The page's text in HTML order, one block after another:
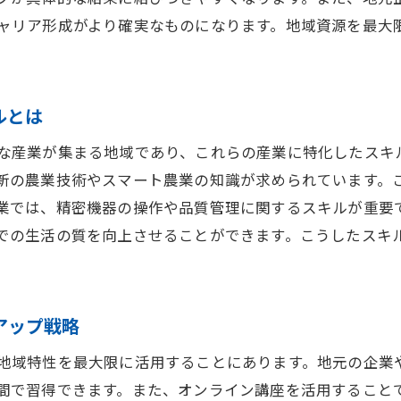
オンライン講座で得られる最新スキル
自己投資としてのオンライン教育活用法
産業の多様性を活用したキャリアパスの構築
多様な業界におけるスキルのニーズとは
異なる産業の知識を融合したスキルアップ
地域生活を豊かにするスキルアップの基礎
地元コミュニティでの経験を活かす方法
地域活動を通じたスキルの磨き方
ア形成がより確実なものになります。地域資源を最
とは
産業が集まる地域であり、これらの産業に特化したス
農業技術やスマート農業の知識が求められています
は、精密機器の操作や品質管理に関するスキルが重
の生活の質を向上させることができます。こうしたス
ップ戦略
特性を最大限に活用することにあります。地元の企
で習得できます。また、オンライン講座を活用するこ